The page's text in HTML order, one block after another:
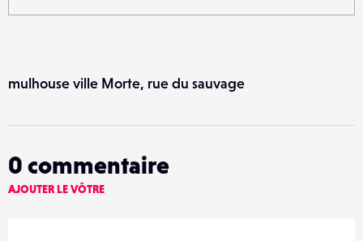
mulhouse ville Morte, rue du sauvage
0 commentaire
AJOUTER LE VÔTRE